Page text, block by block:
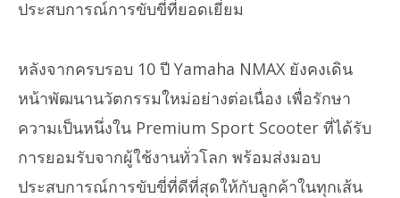
ประสบการณ์การขับขี่ที่ยอดเยี่ยม
หลังจากครบรอบ 10 ปี Yamaha NMAX ยังคงเดิน
หน้าพัฒนานวัตกรรมใหม่อย่างต่อเนื่อง เพื่อรักษา
ความเป็นหนึ่งใน Premium Sport Scooter ที่ได้รับ
การยอมรับจากผู้ใช้งานทั่วโลก พร้อมส่งมอบ
ประสบการณ์การขับขี่ที่ดีที่สุดให้กับลูกค้าในทุกเส้น